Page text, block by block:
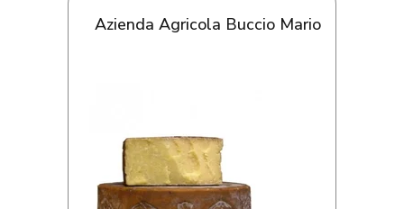
Azienda Agricola Buccio Mario